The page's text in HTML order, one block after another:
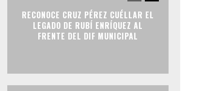
RECONOCE CRUZ PÉREZ CUÉLLAR EL
LEGADO DE RUBÍ ENRÍQUEZ AL
FRENTE DEL DIF MUNICIPAL